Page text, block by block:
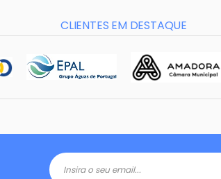
CLIENTES EM DESTAQUE